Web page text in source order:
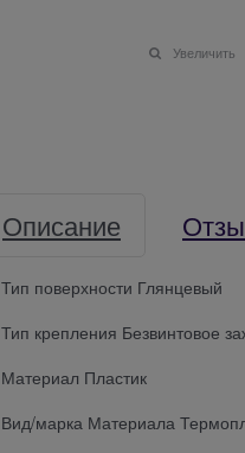
Увеличить
Описание
Тип поверхности Глянцевый
Тип крепления Безвинтовое
Материал Пластик
Вид/марка Материала